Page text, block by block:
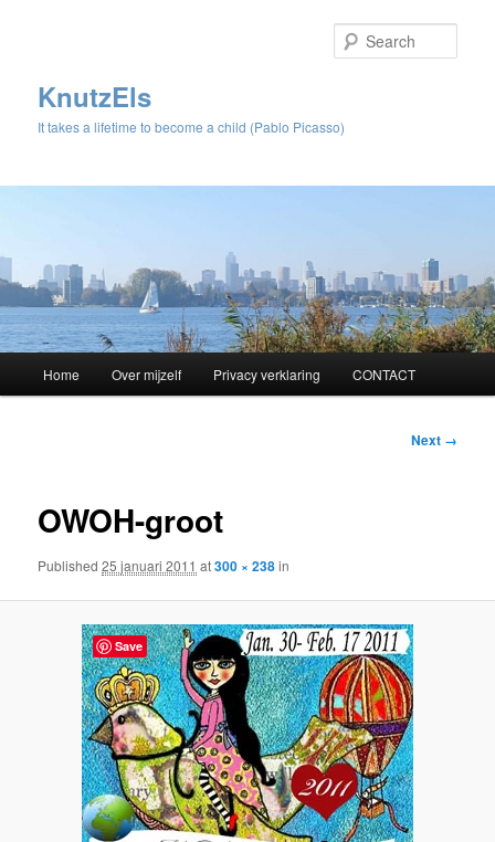
KnutzEls
It takes a lifetime to become a child (Pablo Picasso)
Skip
content
Home Over mijzelf Privacy verklaring CONTACT
Image
Next →
OWOH-groot
Published25 januari 2011 at300 × 238in
Save